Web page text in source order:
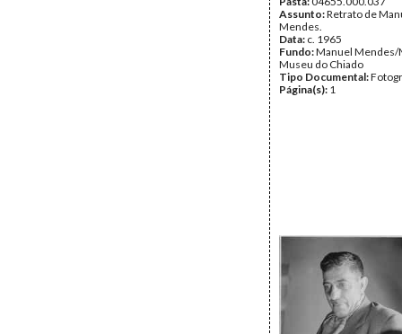
Assunto:Retrato de
Mendes.
Data: c. 1965
Fundo:Manuel Mendes/
Museu do Chiado
Tipo Documental:
Página(s): 1